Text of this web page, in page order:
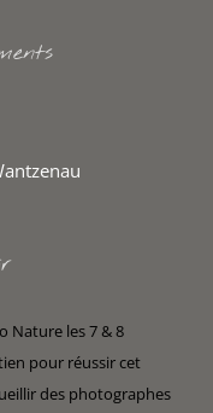
Nature les 7 & 8
pour réussir cet
des photographes